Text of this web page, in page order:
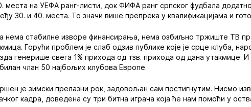
места на УЕФА ранг-листи, док ФИФА ранг српског фудбала додатно
30. и 40. места. То значи више препрека у квалификацијама и
нема стабилне изворе финансирања, нема озбиљно тржиште ТВ
Горући проблем је слаб одзив публике које је срце клуба,
генерише свега 1% прихода од тзв. прихода од дана утакмице.
члан 50 најбољих клубова Европе.
је зимски прелазни рок, задовољан сам постигнутим. Нисмо
кадра, доведена су три битна играча која ће нам помоћи у